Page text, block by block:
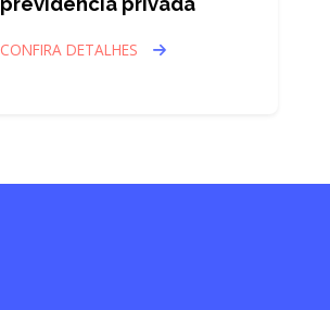
CONFIRA DETALHES